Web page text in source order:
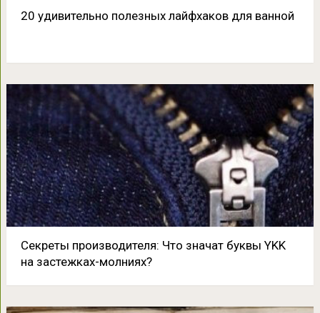
20 удивительно полезных лайфхаков для ванной
Секреты производителя: Что значат буквы YKK
на застежках-молниях?